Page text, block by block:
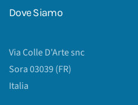
Dove Siamo
Via Colle D'Arte snc
Sora 03039 (FR)
Italia